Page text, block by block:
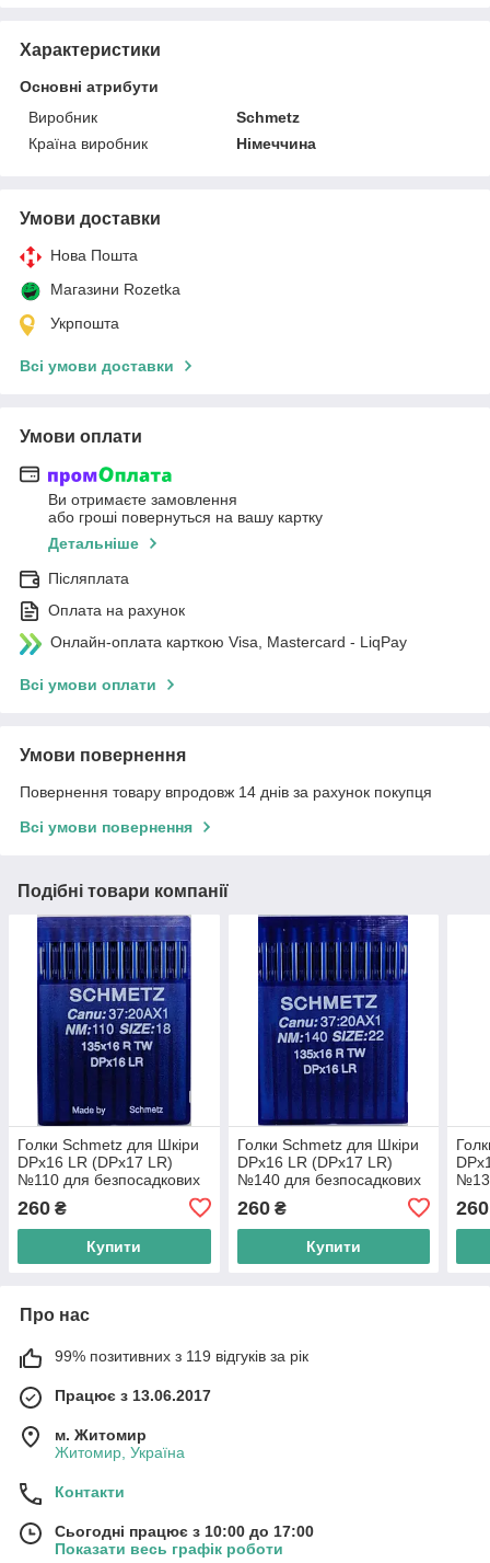
Характеристики
Основні атрибути
Виробник
Schmetz
Країна виробник
Німеччина
Умови доставки
Нова Пошта
Магазини Rozetka
Укрпошта
Всі умови доставки
Умови оплати
Ви отримаєте замовлення
або гроші повернуться на вашу картку
Детальніше
Післяплата
Оплата на рахунок
Онлайн-оплата карткою Visa, Mastercard - LiqPay
Всі умови оплати
Умови повернення
Повернення товару впродовж 14 днів за рахунок покупця
Всі умови повернення
Подібні товари компанії
Голки Schmetz для Шкіри
DPx16 LR (DPx17 LR)
№110 для безпосадкових
машин
260 ₴
Купити
Голки Schmetz для Шкіри
DPx16 LR (DPx17 LR)
№140 для безпосадкових
машин
260₴
Купити
260
Про нас
99% позитивних з 119 відгуків за рік
Працює з 13.06.2017
м. Житомир
Житомир, Україна
Контакти
Сьогодні працює з 10:00 до 17:00
Показати весь графік роботи